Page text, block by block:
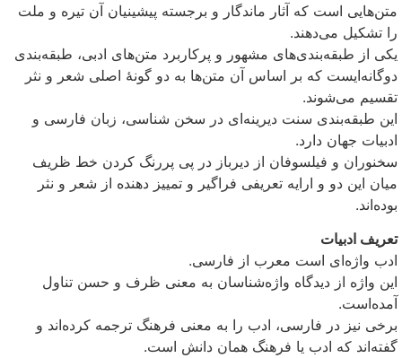
متن‌هایی است که آثار ماندگار و برجسته پیشینیان آن تیره و ملت
را تشکیل می‌دهند.
یکی از طبقه‌بندی‌های مشهور و پرکاربرد متن‌های ادبی، طبقه‌بندی
دوگانه‌ایست که بر اساس آن متن‌ها به دو گونهٔ اصلی شعر و نثر
تقسیم می‌شوند.
این طبقه‌بندی سنت دیرینه‌ای در سخن شناسی، زبان فارسی و
ادبیات جهان دارد.
سخنوران و فیلسوفان از دیرباز در پی پررنگ کردن خط ظریف
میان این دو و ارایه تعریفی فراگیر و تمییز دهنده از شعر و نثر
بوده‌اند.
تعریف ادبیات
ادب واژه‌ای است معرب از فارسی.
این واژه از دیدگاه واژه‌شناسان به معنی ظرف و حسن تناول
آمده‌است.
برخی نیز در فارسی، ادب را به معنی فرهنگ ترجمه کرده‌اند و
گفته‌اند که ادب یا فرهنگ همان دانش است.